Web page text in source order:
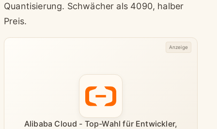
Quantisierung. Schwächer als 4090, halber
Preis.
Alibaba Cloud - Top-Wahl für Entwickler,
Anzeige